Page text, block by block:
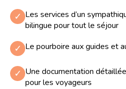
✓ Les services d’un
bilingue pour tout le séjour
✓ Le pourboire aux guides et
✓ Une documentation
pour les voyageurs